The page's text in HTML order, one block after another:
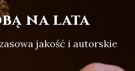
na lata
jakość i autorskie